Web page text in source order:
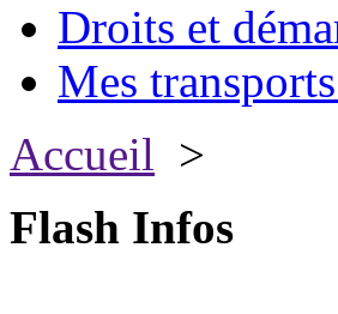
Droits et
Mes
Accueil >
Flash Infos